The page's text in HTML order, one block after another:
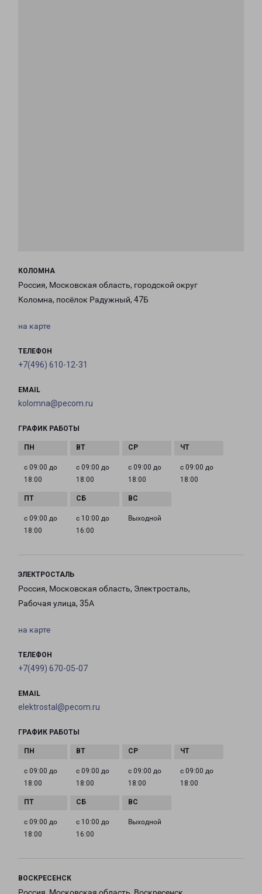
КОЛОМНА
Россия, Московская область, городской округ
Коломна, посёлок Радужный, 47Б
на карте
ТЕЛЕФОН
+7(496) 610-12-31
EMAIL
kolomna@pecom.ru
ГРАФИК РАБОТЫ
с 09:00 до
18:00
с 09:00 до
18:00
с 09:00 до
18:00
с 09:00 до
18:00
с 09:00 до
18:00
с 10:00 до
16:00
Выходной
ЭЛЕКТРОСТАЛЬ
Россия, Московская область, Электросталь,
Рабочая улица, 35А
на карте
ТЕЛЕФОН
+7(499) 670-05-07
EMAIL
elektrostal@pecom.ru
ГРАФИК РАБОТЫ
с 09:00 до
18:00
с 09:00 до
18:00
с 09:00 до
18:00
с 09:00 до
18:00
с 09:00 до
18:00
с 10:00 до
16:00
Выходной
ВОСКРЕСЕНСК